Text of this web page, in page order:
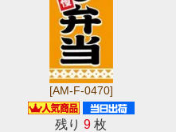
[AM-F-0470]
残り9 枚